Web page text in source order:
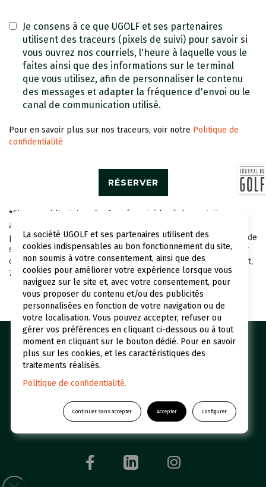
Je consens à ce que UGOLF et ses partenaires
utilisent des traceurs (pixels de suivi) pour savoir si
vous ouvrez nos courriels, l'heure à laquelle vous le
faites ainsi que des informations sur le terminal
que vous utilisez, afin de personnaliser le contenu
des messages et adapter la fréquence d'envoi ou le
canal de communication utilisé.
Pour en savoir plus sur nos traceurs, voir notre Politique de
confidentialité
*Champs obligatoires Conformément à la réglementation
applicable, vous disposez de droits sur vos données
personnelles (droits d'accès, de portabilité, de rectification et de
suppression) en contactant par emailcontact@ugolf.euou par
courrier BLUEGREEN-UGolf Siège, 12 rue du Parc de Béthemont,
78 300 POISSY
Nos golfs
Réserver un green fee
Espace abonné
Qui sommes-nous ?
Restaurants et Hôtels
Actualités
La société UGOLF et ses partenaires utilisent des
cookies indispensables au bon fonctionnement du site,
non soumis à votre consentement, ainsi que des
cookies pour améliorer votre expérience lorsque vous
naviguez sur le site et, avec votre consentement, pour
vous proposer du contenu et/ou des publicités
personnalisées en fonction de votre navigation ou de
votre localisation. Vous pouvez accepter, refuser ou
gérer vos préférences en cliquant ci-dessous ou à tout
moment en cliquant sur le bouton dédié. Pour en savoir
plus sur les cookies, et les caractéristiques des
traitements réalisés.
Politique de confidentialité.
Continuer sans accepter Accepter Configurer